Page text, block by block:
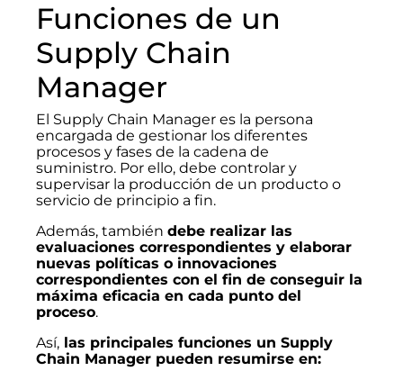
Funciones de un
Supply Chain
Manager
El Supply Chain Manager es la persona
encargada de gestionar los diferentes
procesos y fases de la cadena de
suministro. Por ello, debe controlar y
supervisar la producción de un producto o
servicio de principio a fin.
Además, también debe realizar las
evaluaciones correspondientes y elaborar
nuevas políticas o innovaciones
correspondientes con el fin de conseguir la
máxima eficacia en cada punto del
proceso.
Así, las principales funciones un Supply
Chain Manager pueden resumirse en: